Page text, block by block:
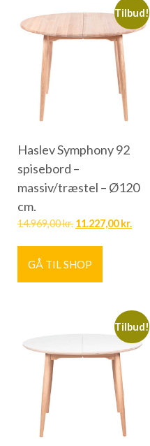
Tilbud!
Haslev Symphony 92
spisebord –
massiv/træstel – Ø120
cm.
14.969,00kr. 11.227,00kr.
GÅ TIL SHOP
Tilbud!